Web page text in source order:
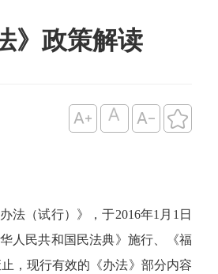
》政策解读
  
（试行）》，于2016年1月1日
人民共和国民法典》施行、《福
，现行有效的《办法》部分内容